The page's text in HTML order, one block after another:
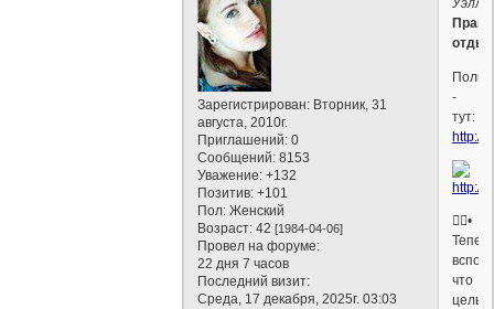
Зарегистрирован: Вторник, 31
августа, 2010г.
Приглашений: 0
Сообщений: 8153
Уважение: +132
Позитив: +101
Пол: Женский
Возраст: 42[1984-04-06]
Провел на форуме:
22 дня 7 часов
Последний визит:
Среда, 17 декабря, 2025г. 03:03
Уэллс
-
тут:
http://
•
что
цель